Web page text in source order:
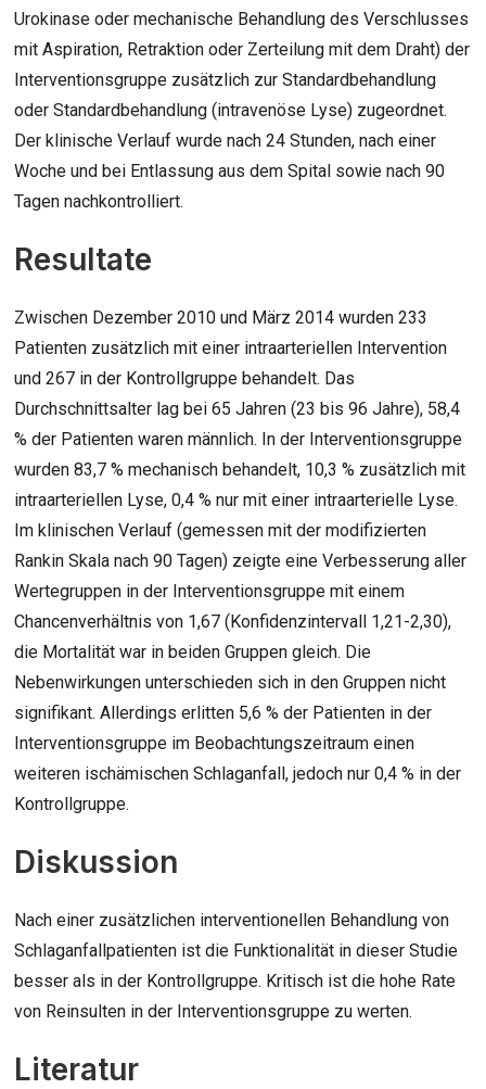
Urokinase oder mechanische Behandlung des Verschlusses
mit Aspiration, Retraktion oder Zerteilung mit dem Draht) der
Interventionsgruppe zusätzlich zur Standardbehandlung
oder Standardbehandlung (intravenöse Lyse) zugeordnet.
Der klinische Verlauf wurde nach 24 Stunden, nach einer
Woche und bei Entlassung aus dem Spital sowie nach 90
Tagen nachkontrolliert.
Resultate
Zwischen Dezember 2010 und März 2014 wurden 233
Patienten zusätzlich mit einer intraarteriellen Intervention
und 267 in der Kontrollgruppe behandelt. Das
Durchschnittsalter lag bei 65 Jahren (23 bis 96 Jahre), 58,4
% der Patienten waren männlich. In der Interventionsgruppe
wurden 83,7 % mechanisch behandelt, 10,3 % zusätzlich mit
intraarteriellen Lyse, 0,4 % nur mit einer intraarterielle Lyse.
Im klinischen Verlauf (gemessen mit der modifizierten
Rankin Skala nach 90 Tagen) zeigte eine Verbesserung aller
Wertegruppen in der Interventionsgruppe mit einem
Chancenverhältnis von 1,67 (Konfidenzintervall 1,21-2,30),
die Mortalität war in beiden Gruppen gleich. Die
Nebenwirkungen unterschieden sich in den Gruppen nicht
signifikant. Allerdings erlitten 5,6 % der Patienten in der
Interventionsgruppe im Beobachtungszeitraum einen
weiteren ischämischen Schlaganfall, jedoch nur 0,4 % in der
Kontrollgruppe.
Diskussion
Nach einer zusätzlichen interventionellen Behandlung von
Schlaganfallpatienten ist die Funktionalität in dieser Studie
besser als in der Kontrollgruppe. Kritisch ist die hohe Rate
von Reinsulten in der Interventionsgruppe zu werten.
Literatur